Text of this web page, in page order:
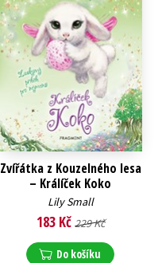
Zvířátka z Kouzelného lesa
– Králíček Koko
Lily Small
183 Kč 229 Kč
Do košíku